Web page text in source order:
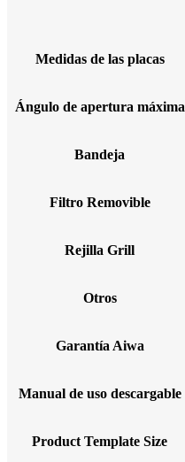
Medidas de las placas
Ángulo de apertura máxima
Bandeja
Filtro Removible
Rejilla Grill
Otros
Garantía Aiwa
Manual de uso descargable
Product Template Size